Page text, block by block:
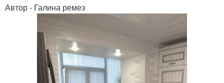
Автор - Галина ремез